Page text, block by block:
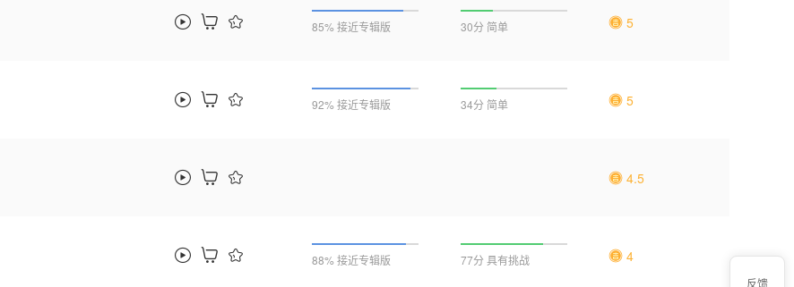
85% 接近专辑版 30分 简单 5
92% 接近专辑版 34分 简单 5
4.5
88% 接近专辑版 77分 具有挑战 4
反馈